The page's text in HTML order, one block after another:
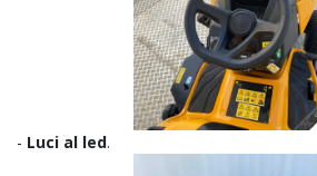
- Luci al led.